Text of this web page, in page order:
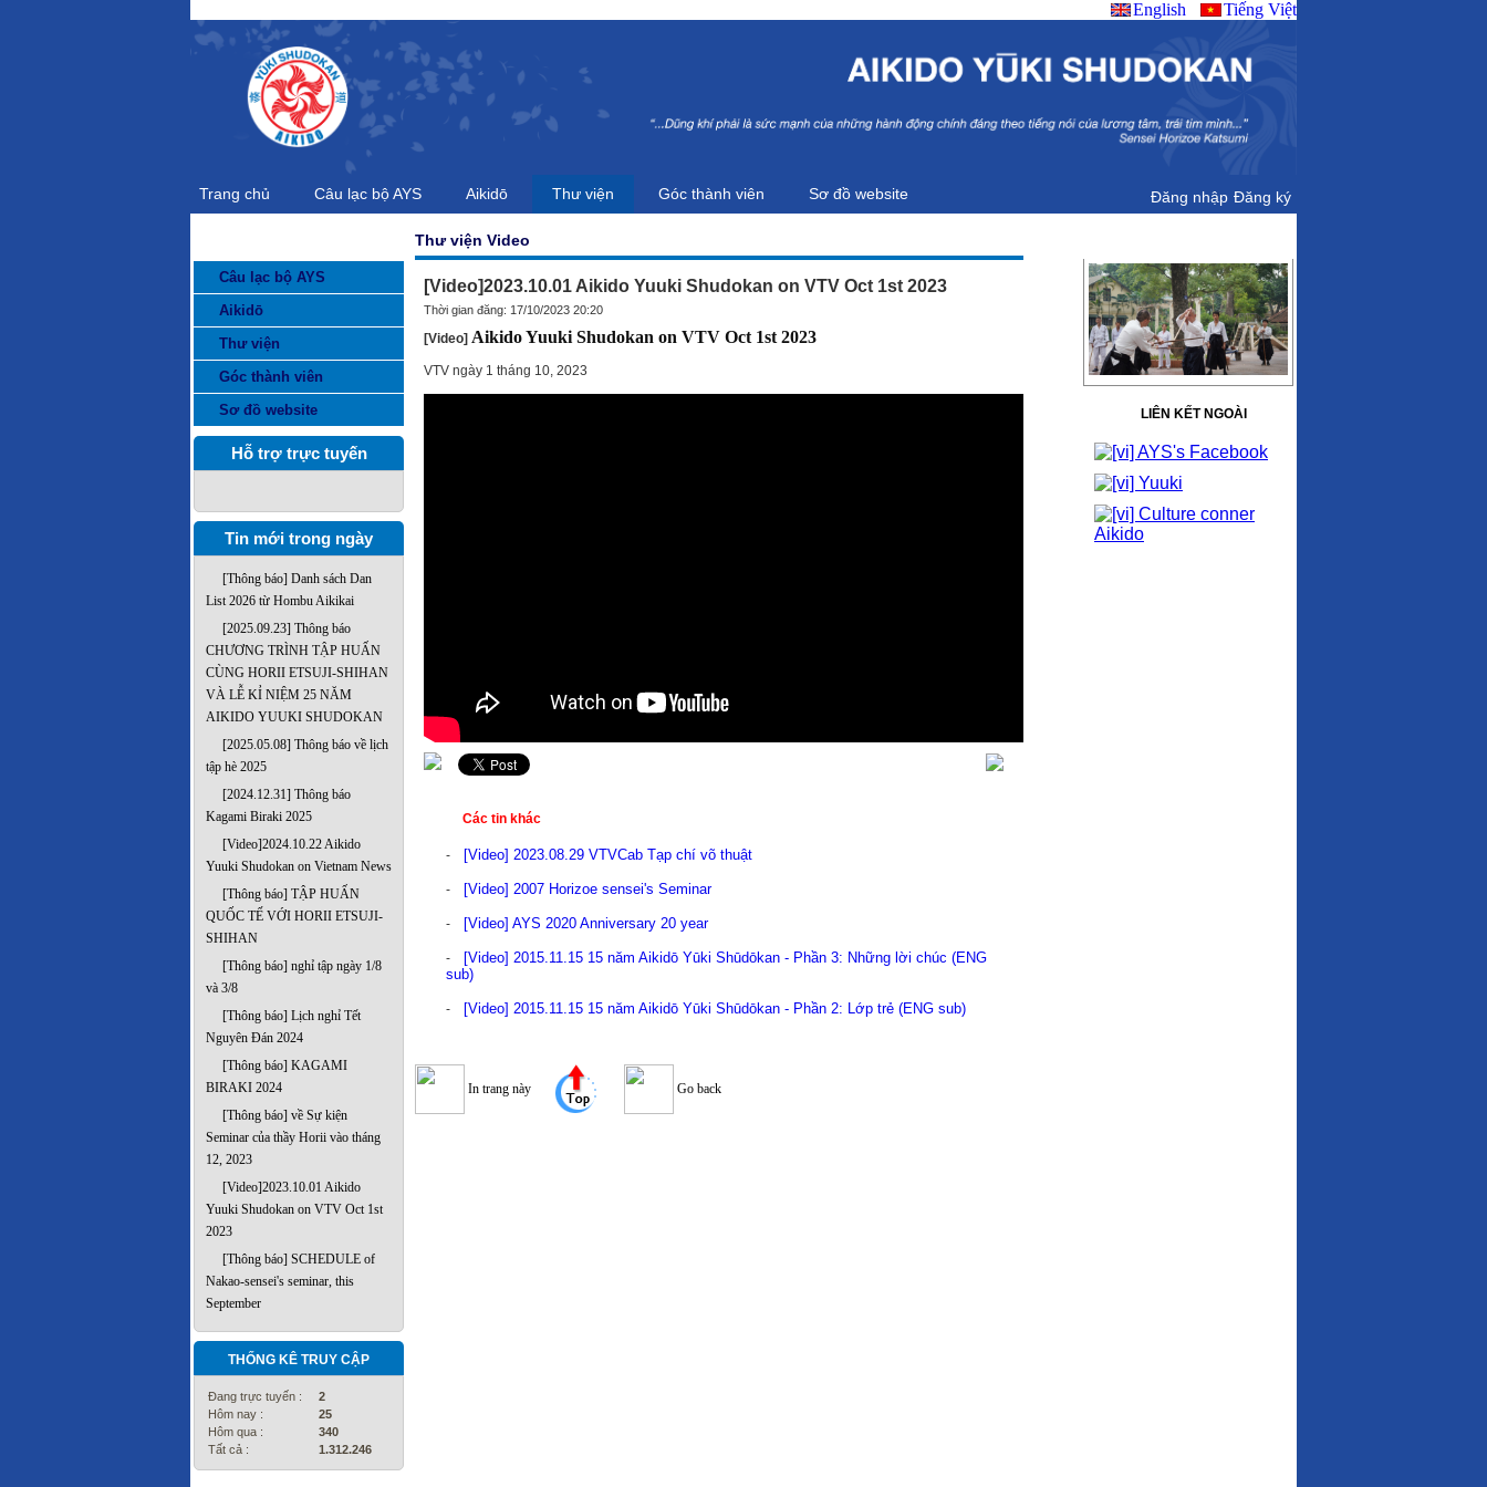
Tiếng Việt
English
Trang chủ Câu lạc bộ AYS Aikidō Thư viện Góc thành viên Sơ đồ website Đăng nhập Đăng ký
Câu lạc bộ AYS
Aikidō
Thư viện
Góc thành viên
Sơ đồ website
Hỗ trợ trực tuyến
Tin mới trong ngày
[Thông báo] Danh sách Dan
List 2026 từ Hombu Aikikai
[2025.09.23] Thông báo
CHƯƠNG TRÌNH TẬP HUẤN
CÙNG HORII ETSUJI-SHIHAN
VÀ LỄ KỈ NIỆM 25 NĂM
AIKIDO YUUKI SHUDOKAN
[2025.05.08] Thông báo về lịch
tập hè 2025
[2024.12.31] Thông báo
Kagami Biraki 2025
[Video]2024.10.22 Aikido
Yuuki Shudokan on Vietnam News
[Thông báo] TẬP HUẤN
QUỐC TẾ VỚI HORII ETSUJI-
SHIHAN
[Thông báo] nghỉ tập ngày 1/8
và 3/8
[Thông báo] Lịch nghỉ Tết
Nguyên Đán 2024
[Thông báo] KAGAMI
BIRAKI 2024
[Thông báo] về Sự kiện
Seminar của thầy Horii vào tháng
12, 2023
[Video]2023.10.01 Aikido
Yuuki Shudokan on VTV Oct 1st
2023
[Thông báo] SCHEDULE of
Nakao-sensei's seminar, this
September
THỐNG KÊ TRUY CẬP
Đang trực tuyến :
2
Hôm nay :
25
Hôm qua :
340
Tất cả :
1.312.246
Thư viện Video
[Video]2023.10.01 Aikido Yuuki Shudokan on VTV Oct 1st 2023
Thời gian đăng: 17/10/2023 20:20
[Video] Aikido Yuuki Shudokan on VTV Oct 1st 2023
VTV ngày 1 tháng 10, 2023
Các tin khác
- [Video] 2023.08.29 VTVCab Tạp chí võ thuật
- [Video] 2007 Horizoe sensei's Seminar
- [Video] AYS 2020 Anniversary 20 year
-
[Video] 2015.11.15 15 năm Aikidō Yūki Shūdōkan - Phần 3: Những lời chúc (ENG
sub)
- [Video] 2015.11.15 15 năm Aikidō Yūki Shūdōkan - Phần 2: Lớp trẻ (ENG sub)
In trang này Go back
LIÊN KẾT NGOÀI